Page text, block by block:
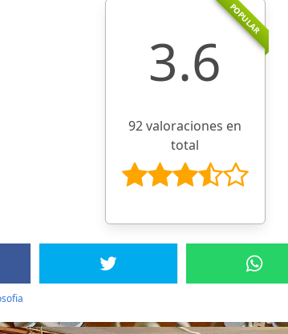
POPULAR
3.6
92 valoraciones en
total